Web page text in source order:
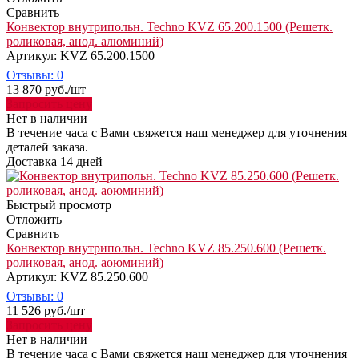
Сравнить
Конвектор внутрипольн. Techno KVZ 65.200.1500 (Решетк.
роликовая, анод. алюминий)
Артикул: KVZ 65.200.1500
Отзывы: 0
13 870 руб./шт
Нет в наличии
В течение часа с Вами свяжется наш менеджер для уточнения
деталей заказа.
Доставка 14 дней
Быстрый просмотр
Отложить
Сравнить
Конвектор внутрипольн. Techno KVZ 85.250.600 (Решетк.
роликовая, анод. аоюминий)
Артикул: KVZ 85.250.600
Отзывы: 0
11 526 руб./шт
Нет в наличии
В течение часа с Вами свяжется наш менеджер для уточнения